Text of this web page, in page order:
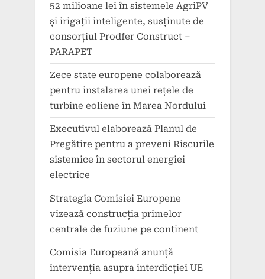
52 milioane lei în sistemele AgriPV
și irigații inteligente, susținute de
consorțiul Prodfer Construct –
PARAPET
Zece state europene colaborează
pentru instalarea unei rețele de
turbine eoliene în Marea Nordului
Executivul elaborează Planul de
Pregătire pentru a preveni Riscurile
sistemice în sectorul energiei
electrice
Strategia Comisiei Europene
vizează construcția primelor
centrale de fuziune pe continent
Comisia Europeană anunță
intervenția asupra interdicției UE